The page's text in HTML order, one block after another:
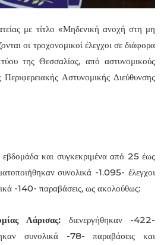
με τίτλο «Μηδενική ανοχή στη μη
οι τροχονομικοί έλεγχοι σε διάφορα
της Θεσσαλίας, από αστυνομικούς
Αστυνομικής Διεύθυνσης
και συγκεκριμένα από 25 έως
συνολικά -1.095- έλεγχοι
-140- παραβάσεις, ως ακολούθως:
Λάρισας: διενεργήθηκαν -422-
συνολικά -78- παραβάσεις και